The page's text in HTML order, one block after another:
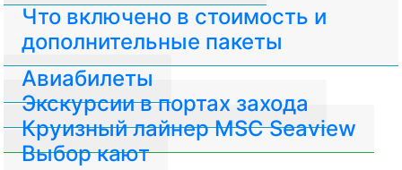
Авиабилеты
Что включено в стоимость и
дополнительные пакеты
Экскурсии в портах захода
Круизный лайнер MSC Seaview
Выбор кают